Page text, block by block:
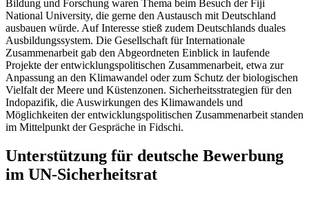
Bildung und Forschung waren Thema beim Besuch derFiji
National University, die gerne den Austausch mit Deutschland
ausbauen würde. Auf Interesse stieß zudem Deutschlands duales
Ausbildungssystem. Die Gesellschaft für Internationale
Zusammenarbeit gab den Abgeordneten Einblick in laufende
Projekte der entwicklungspolitischen Zusammenarbeit, etwa zur
Anpassung an den Klimawandel oder zum Schutz der biologischen
Vielfalt der Meere und Küstenzonen. Sicherheitsstrategien für den
Indopazifik, die Auswirkungen des Klimawandels und
Möglichkeiten der entwicklungspolitischen Zusammenarbeit standen
im Mittelpunkt der Gespräche in Fidschi.
Unterstützung für deutsche Bewerbung
im UN-Sicherheitsrat